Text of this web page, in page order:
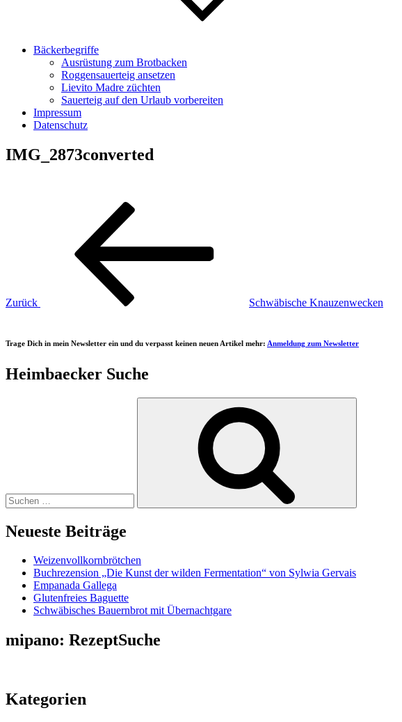
Bäckerbegriffe
Ausrüstung zum Brotbacken
Roggensauerteig ansetzen
Lievito Madre züchten
Sauerteig auf den Urlaub vorbereiten
Impressum
Datenschutz
IMG_2873converted
Beitragsnavigation
Zurück Schwäbische Knauzenwecken
Trage Dich in mein Newsletter ein und du verpasst keinen neuen Artikel mehr: Anmeldung zum Newsletter
Heimbaecker Suche
Neueste Beiträge
Weizenvollkornbrötchen
Buchrezension „Die Kunst der wilden Fermentation“ von Sylwia Gervais
Empanada Gallega
Glutenfreies Baguette
Schwäbisches Bauernbrot mit Übernachtgare
mipano: RezeptSuche
Kategorien